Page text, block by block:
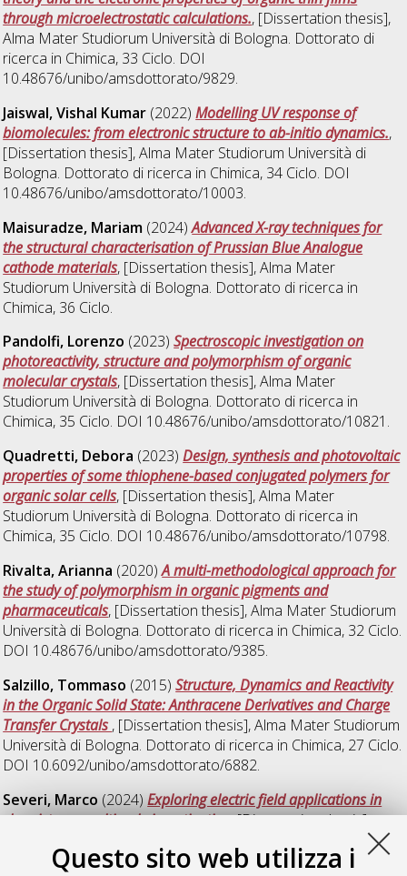
Questo sito web utilizza i
through microelectrostatic calculations., [Dissertation thesis],
Alma Mater Studiorum Università di Bologna. Dottorato di
ricerca in Chimica, 33 Ciclo. DOI
10.48676/unibo/amsdottorato/9829.
Jaiswal, Vishal Kumar (2022)Modelling UV response of
biomolecules: from electronic structure to ab-initio dynamics.,
[Dissertation thesis], Alma Mater Studiorum Università di
Bologna. Dottorato di ricerca in Chimica, 34 Ciclo. DOI
10.48676/unibo/amsdottorato/10003.
Maisuradze, Mariam (2024)Advanced X-ray techniques for
the structural characterisation of Prussian Blue Analogue
cathode materials, [Dissertation thesis], Alma Mater
Studiorum Università di Bologna. Dottorato di ricerca in
Chimica, 36 Ciclo.
Pandolfi, Lorenzo (2023)Spectroscopic investigation on
photoreactivity, structure and polymorphism of organic
molecular crystals, [Dissertation thesis], Alma Mater
Studiorum Università di Bologna. Dottorato di ricerca in
Chimica, 35 Ciclo. DOI 10.48676/unibo/amsdottorato/10821.
Quadretti, Debora (2023)Design, synthesis and photovoltaic
properties of some thiophene-based conjugated polymers for
organic solar cells, [Dissertation thesis], Alma Mater
Studiorum Università di Bologna. Dottorato di ricerca in
Chimica, 35 Ciclo. DOI 10.48676/unibo/amsdottorato/10798.
Rivalta, Arianna (2020)A multi-methodological approach for
the study of polymorphism in organic pigments and
pharmaceuticals, [Dissertation thesis], Alma Mater Studiorum
Università di Bologna. Dottorato di ricerca in Chimica, 32 Ciclo.
DOI 10.48676/unibo/amsdottorato/9385.
Salzillo, Tommaso (2015)Structure, Dynamics and Reactivity
in the Organic Solid State: Anthracene Derivatives and Charge
Transfer Crystals , [Dissertation thesis], Alma Mater Studiorum
Università di Bologna. Dottorato di ricerca in Chimica, 27 Ciclo.
DOI 10.6092/unibo/amsdottorato/6882.
Severi, Marco (2024)Exploring electric field applications in
chemistry: a multiscale investigation, [Dissertation thesis],
Alma Mater Studiorum Università di Bologna. Dottorato di
ricerca inChimica, 36 Ciclo. DOI